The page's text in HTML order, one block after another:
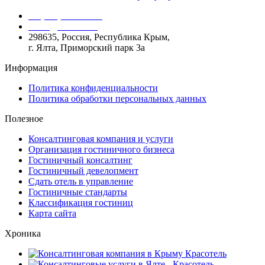
298635, Россия, Республика Крым,
г. Ялта, Приморский парк 3а
Информация
Политика конфиденциальности
Политика обработки персональных данных
Полезное
Консалтинговая компания и услуги
Организация гостиничного бизнеса
Гостиничный консалтинг
Гостиничный девелопмент
Сдать отель в управление
Гостиничные стандарты
Классификация гостиниц
Карта сайта
Хроника